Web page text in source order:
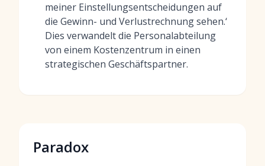
meiner Einstellungsentscheidungen auf
die Gewinn- und Verlustrechnung sehen.‘
Dies verwandelt die Personalabteilung
von einem Kostenzentrum in einen
strategischen Geschäftspartner.
Paradox